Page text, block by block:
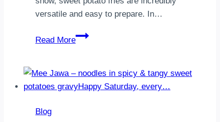
versatile and easy to prepare. In…
Read More
sweet
Potato
Fries:
Blog